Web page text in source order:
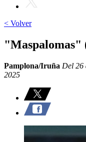
< Volver
"Maspalomas"
Pamplona/Iruña Del 26
2025